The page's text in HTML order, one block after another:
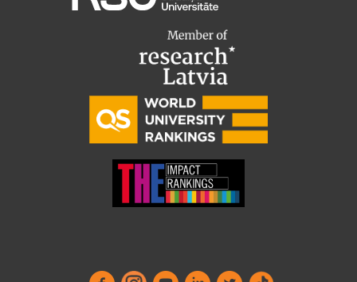
Reitingi
Studiju un vides pieejamība
Dati par 2025. gadu
Suvenīri un grāmatas